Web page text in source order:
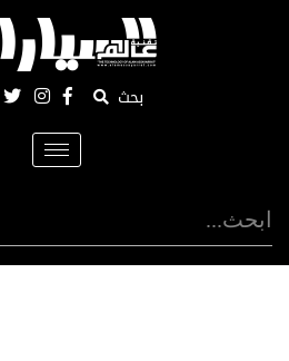
بحث
Toggle
navigation